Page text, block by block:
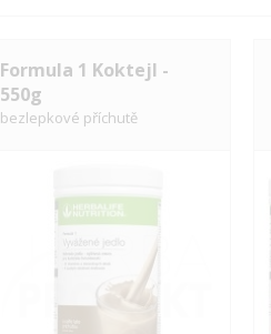
Formula 1 Koktejl -
550g
bezlepkové příchutě